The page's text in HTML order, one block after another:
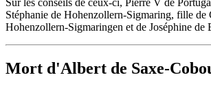
Stéphanie de Hohenzollern-Sigmaring, fille de
Hohenzollern-Sigmaringen et de Joséphine de
Mort d'Albert de Saxe-